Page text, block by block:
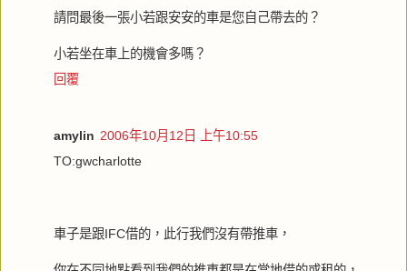
請問最後一張小若跟安安的車是您自己帶去的？
小若坐在車上的機會多嗎？
回覆
amylin 2006年10月12日 上午10:55
TO:gwcharlotte
車子是跟IFC借的，此行我們沒有帶推車，